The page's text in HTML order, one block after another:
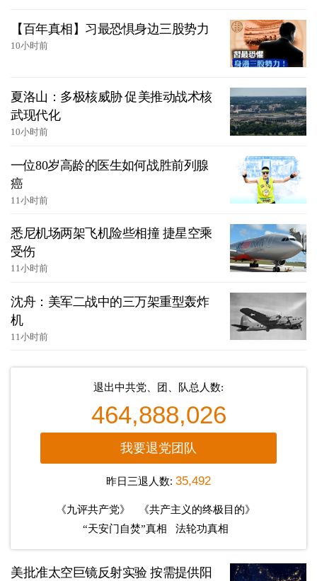
【百年真相】习最恐惧身边三股势力
10小时前
夏洛山：多极核威胁 促美推动战术核
武现代化
10小时前
一位80岁高龄的医生如何战胜前列腺
癌
11小时前
悉尼机场两架飞机险些相撞 捷星空乘
受伤
11小时前
沈舟：美军二战中的三万架重型轰炸
机
11小时前
退出中共党、团、队总人数:
464,888,026
我要退党团队
昨日三退人数: 35,492
《九评共产党》
《共产主义的终极目的》
“天安门自焚”真相
法轮功真相
美批准太空巨镜反射实验 按需提供阳